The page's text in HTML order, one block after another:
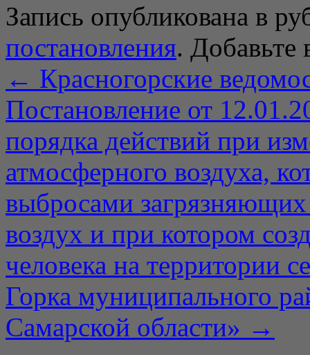
Запись опубликована в
постановления. Добавьте
← Красногорские
Постановление от
порядка действий при
атмосферного воздуха,
выбросами
воздух и при котором
человека на территории
Горка муниципального
Самарской области» →